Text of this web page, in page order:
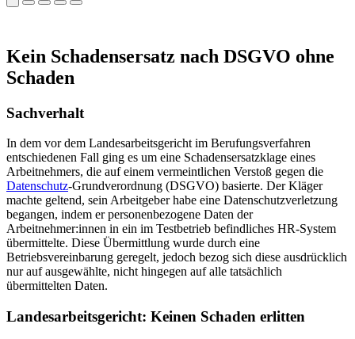
Kein Schadensersatz nach DSGVO ohne
Schaden
Sachverhalt
In dem vor dem Landesarbeitsgericht im Berufungsverfahren
entschiedenen Fall ging es um eine Schadensersatzklage eines
Arbeitnehmers, die auf einem vermeintlichen Verstoß gegen die
Datenschutz-Grundverordnung (DSGVO) basierte. Der Kläger
machte geltend, sein Arbeitgeber habe eine Datenschutzverletzung
begangen, indem er personenbezogene Daten der
Arbeitnehmer:innen in ein im Testbetrieb befindliches HR-System
übermittelte. Diese Übermittlung wurde durch eine
Betriebsvereinbarung geregelt, jedoch bezog sich diese ausdrücklich
nur auf ausgewählte, nicht hingegen auf alle tatsächlich
übermittelten Daten.
Landesarbeitsgericht: Keinen Schaden erlitten